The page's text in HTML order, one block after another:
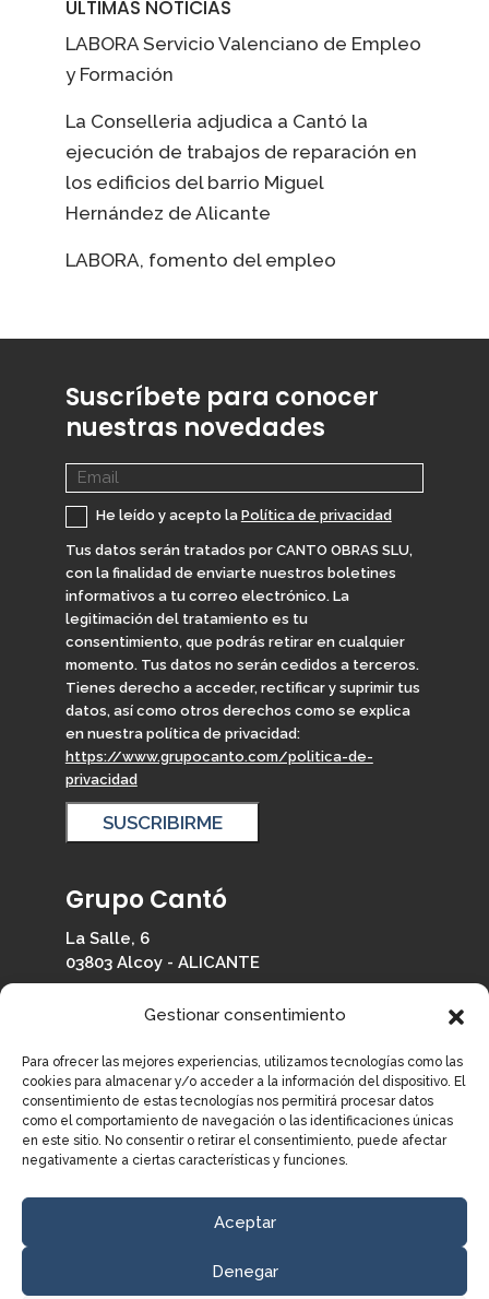
Gestionar consentimiento
Para ofrecer las mejores experiencias, utilizamos tecnologías como las
cookies para almacenar y/o acceder a la información del dispositivo. El
consentimiento de estas tecnologías nos permitirá procesar datos
como el comportamiento de navegación o las identificaciones únicas
en este sitio. No consentir o retirar el consentimiento, puede afectar
negativamente a ciertas características y funciones.
Aceptar
Denegar
ÚLTIMAS NOTICIAS
LABORA Servicio Valenciano de Empleo
y Formación
La Conselleria adjudica a Cantó la
ejecución de trabajos de reparación en
los edificios del barrio Miguel
Hernández de Alicante
LABORA, fomento del empleo
Suscríbete para conocer
nuestras novedades
He leído y acepto la Política de privacidad
Tus datos serán tratados por CANTO OBRAS SLU,
con la finalidad de enviarte nuestros boletines
informativos a tu correo electrónico. La
legitimación del tratamiento es tu
consentimiento, que podrás retirar en cualquier
momento. Tus datos no serán cedidos a terceros.
Tienes derecho a acceder, rectificar y suprimir tus
datos, así como otros derechos como se explica
en nuestra política de privacidad:
https://www.grupocanto.com/politica-de-
privacidad
Grupo Cantó
La Salle, 6
03803 Alcoy - ALICANTE
info@grupocanto.com
Información
© Grupo Cantó.
Todos los derechos reservados.
Política de Cookies